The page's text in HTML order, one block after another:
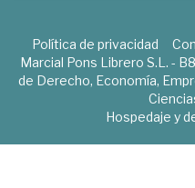
Política de privacidad
Marcial Pons Librero S.L. -
de Derecho, Economía,
Hospedaje y